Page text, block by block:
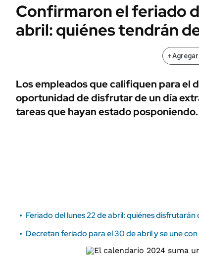
Campo
FINANZAS
ÁMBITO DEBATE
MEDIAKIT AMBITO DEBATE
Sustentabilidad
Seguros
POLÍTICA
Municipios
URUGUAY
Confirmaron el feriado
abril: quiénes tendrán
+
Los empleados que califiquen para el
oportunidad de disfrutar de un día
tareas que hayan estado posponiendo.
Feriado del lunes 22 de abril: quiénes
Decretan feriado para el 30 de abril y se une con